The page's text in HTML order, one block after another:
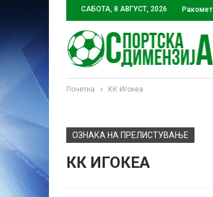
САБОТА, 8 АВГУСТ, 2026 Ракомет
Почетна КК Игокеа
ОЗНАКА НА ПРЕЛИСТУВАЊЕ
КК ИГОКЕА